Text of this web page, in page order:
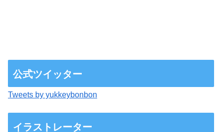
公式ツイッター
Tweets by yukkeybonbon
イラストレーター